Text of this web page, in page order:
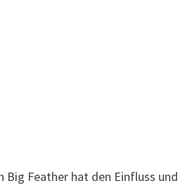
Big Feather hat den Einfluss und